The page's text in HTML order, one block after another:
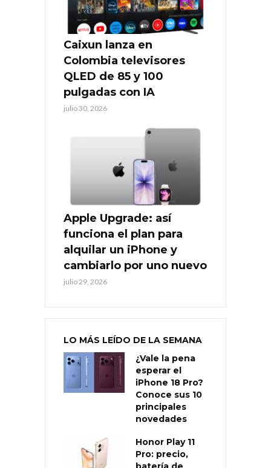
Caixun lanza en
Colombia televisores
QLED de 85 y 100
pulgadas con IA
julio 30, 2026
Apple Upgrade: así
funciona el plan para
alquilar un iPhone y
cambiarlo por uno nuevo
julio 29, 2026
LO MÁS LEÍDO DE LA SEMANA
¿Vale la pena
esperar el
iPhone 18 Pro?
Conoce sus 10
principales
novedades
Honor Play 11
Pro: precio,